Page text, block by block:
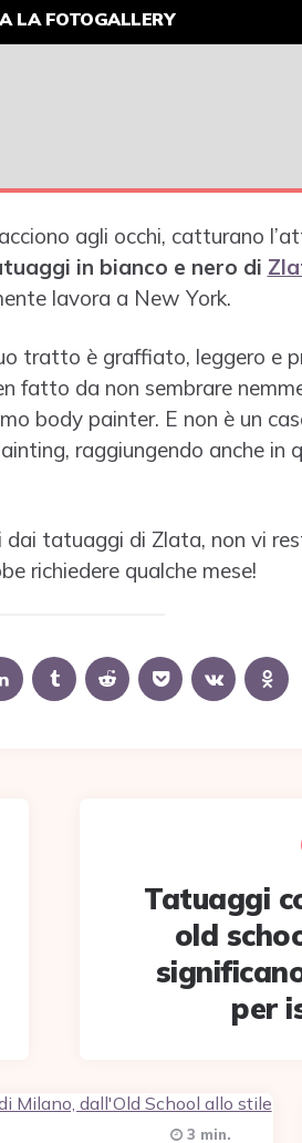
LA FOTOGALLERY
agli occhi, catturano
in bianco e nero di
lavora a New York.
tratto è graffiato, leggero e
fatto da non sembrare
body painter. E non è un
raggiungendo anche in
tatuaggi di Zlata, non vi
richiedere qualche mese!
Tatuaggi
old
per
3 min.